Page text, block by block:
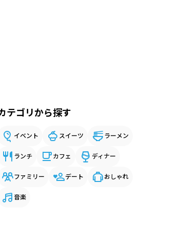
テゴリから探す
イベント スイーツ ラーメン
ランチ カフェ ディナー
ファミリー デート おしゃれ
音楽